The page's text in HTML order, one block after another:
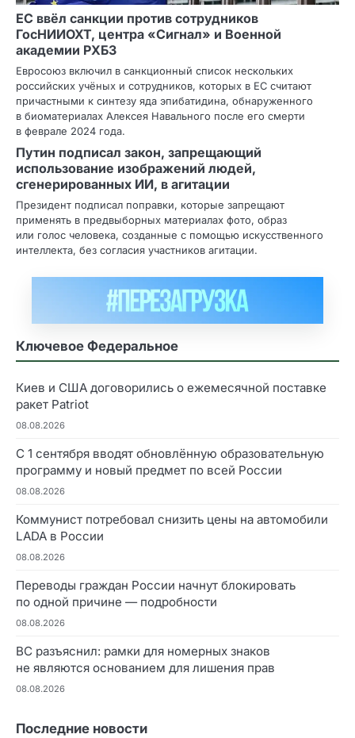
ЕС ввёл санкции против сотрудников
ГосНИИОХТ, центра «Сигнал» и Военной
академии РХБЗ
Евросоюз включил в санкционный список нескольких
российских учёных и сотрудников, которых в ЕС считают
причастными к синтезу яда эпибатидина, обнаруженного
в биоматериалах Алексея Навального после его смерти
в феврале 2024 года.
Путин подписал закон, запрещающий
использование изображений людей,
сгенерированных ИИ, в агитации
Президент подписал поправки, которые запрещают
применять в предвыборных материалах фото, образ
или голос человека, созданные с помощью искусственного
интеллекта, без согласия участников агитации.
Ключевое Федеральное
Киев и США договорились о ежемесячной поставке
ракет Patriot
08.08.2026
С 1 сентября вводят обновлённую образовательную
программу и новый предмет по всей России
08.08.2026
Коммунист потребовал снизить цены на автомобили
LADA в России
08.08.2026
Переводы граждан России начнут блокировать
по одной причине — подробности
08.08.2026
ВС разъяснил: рамки для номерных знаков
не являются основанием для лишения прав
08.08.2026
Последние новости